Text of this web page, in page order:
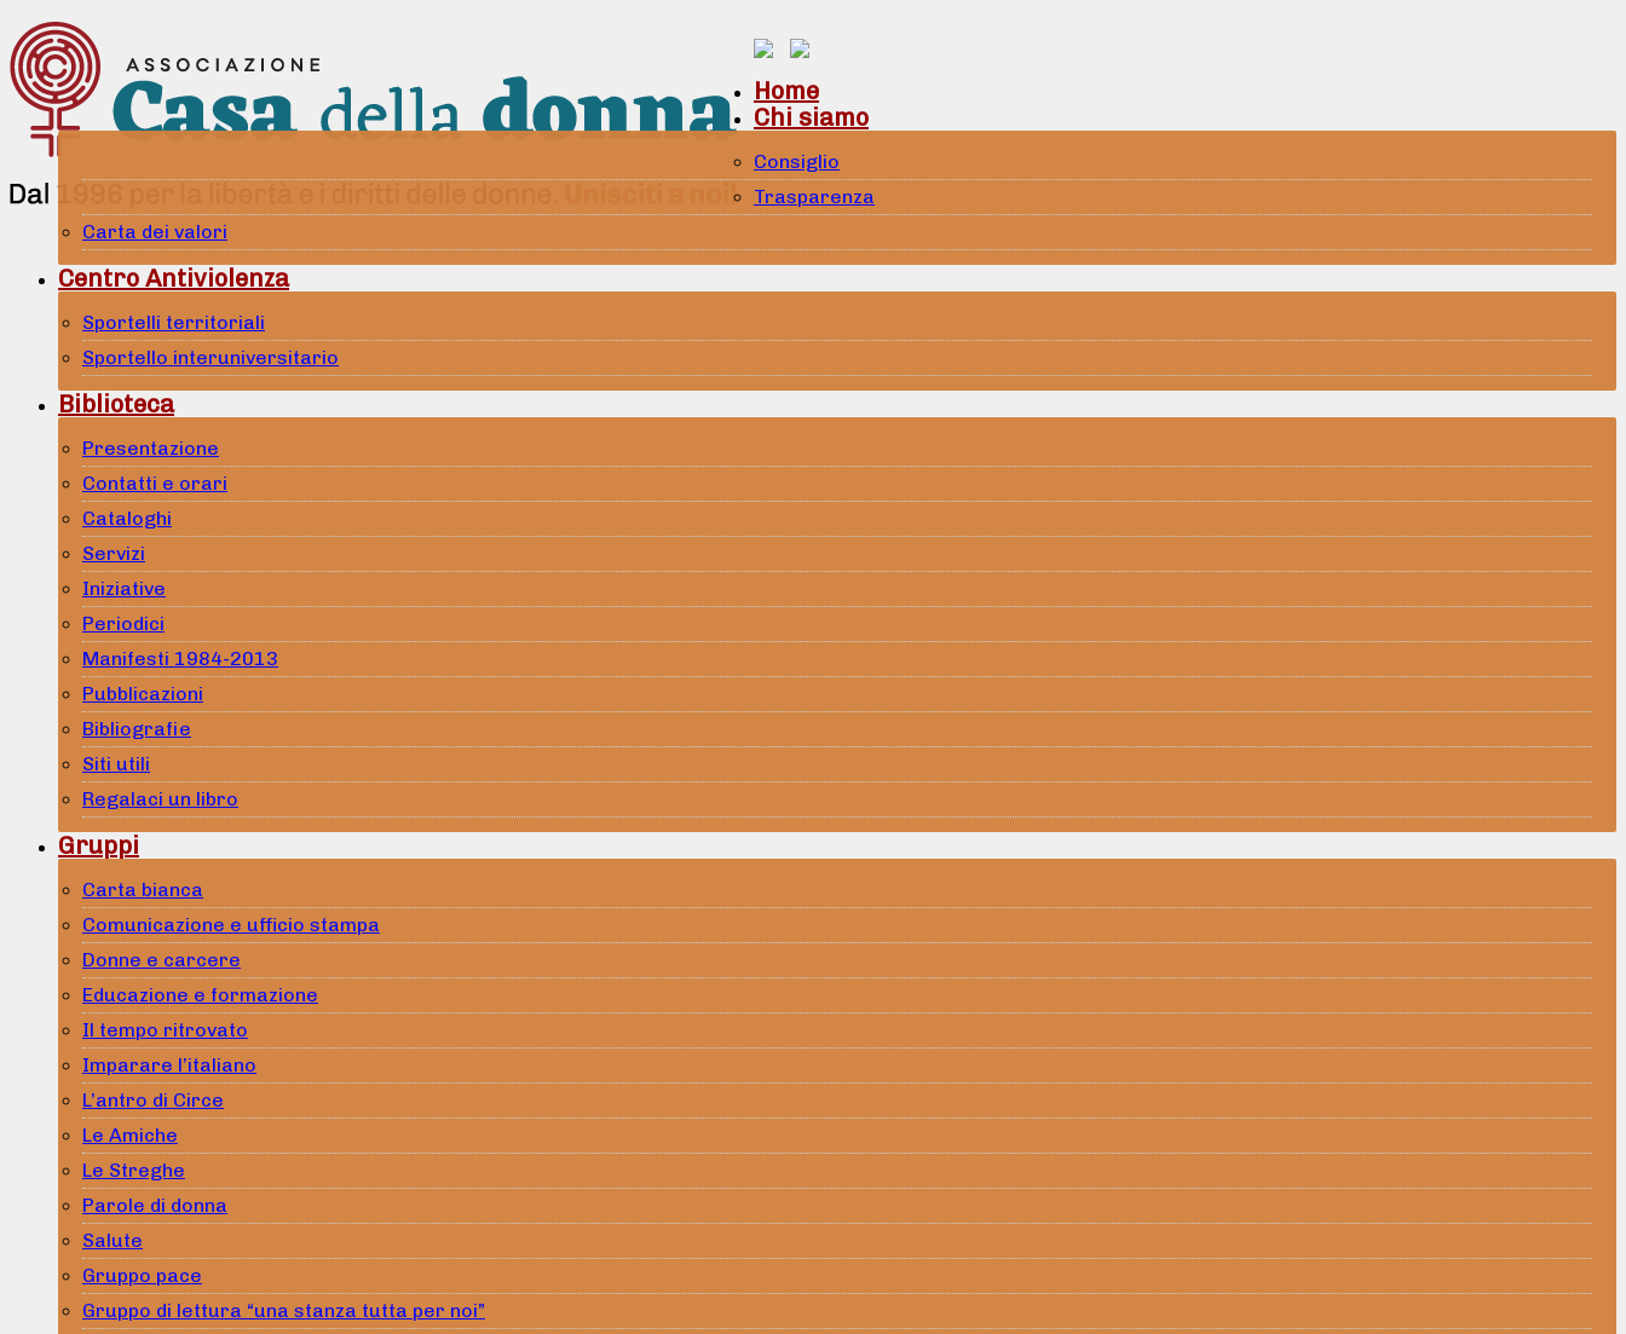
Home
Chi siamo
Consiglio
Trasparenza
Carta dei valori
Centro Antiviolenza
Sportelli territoriali
Sportello interuniversitario
Biblioteca
Presentazione
Contatti e orari
Cataloghi
Servizi
Iniziative
Periodici
Manifesti 1984-2013
Pubblicazioni
Bibliografie
Siti utili
Regalaci un libro
Gruppi
Carta bianca
Comunicazione e ufficio stampa
Donne e carcere
Educazione e formazione
Il tempo ritrovato
Imparare l’italiano
L’antro di Circe
Le Amiche
Le Streghe
Parole di donna
Salute
Gruppo pace
Gruppo di lettura “una stanza tutta per noi”